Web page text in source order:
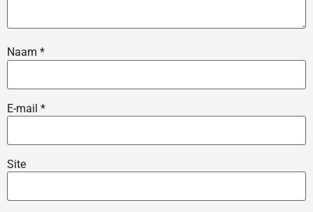
Naam *
E-mail *
Site